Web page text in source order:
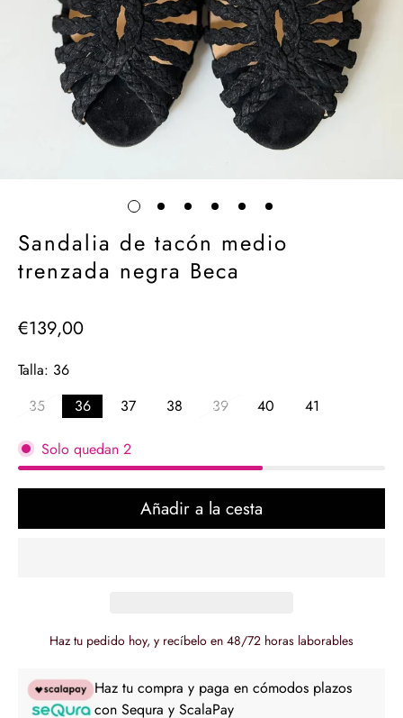
Sandalia de tacón medio
trenzada negra Beca
Precio
€139,00
Talla: 36
35
36 37 38 39 40 41
Solo quedan 2
Añadir a la cesta
Haz tu pedido hoy, y recíbelo en 48/72 horas laborables
Haz tu compra y paga en cómodos plazos
con Sequra y ScalaPay